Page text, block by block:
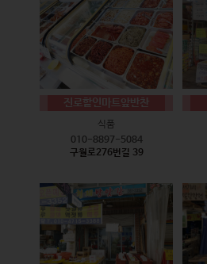
진로할인마트앞반찬
식품
010-8897-5084
구월로276번길 39